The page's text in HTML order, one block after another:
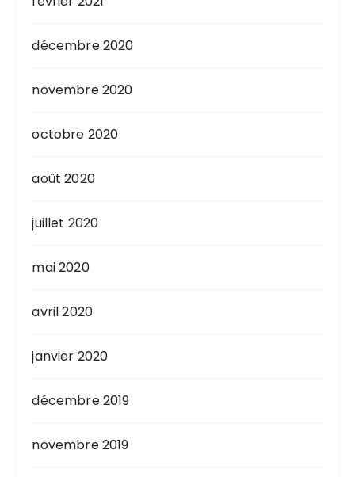
décembre 2020
novembre 2020
octobre 2020
août 2020
juillet 2020
mai 2020
avril 2020
janvier 2020
décembre 2019
novembre 2019